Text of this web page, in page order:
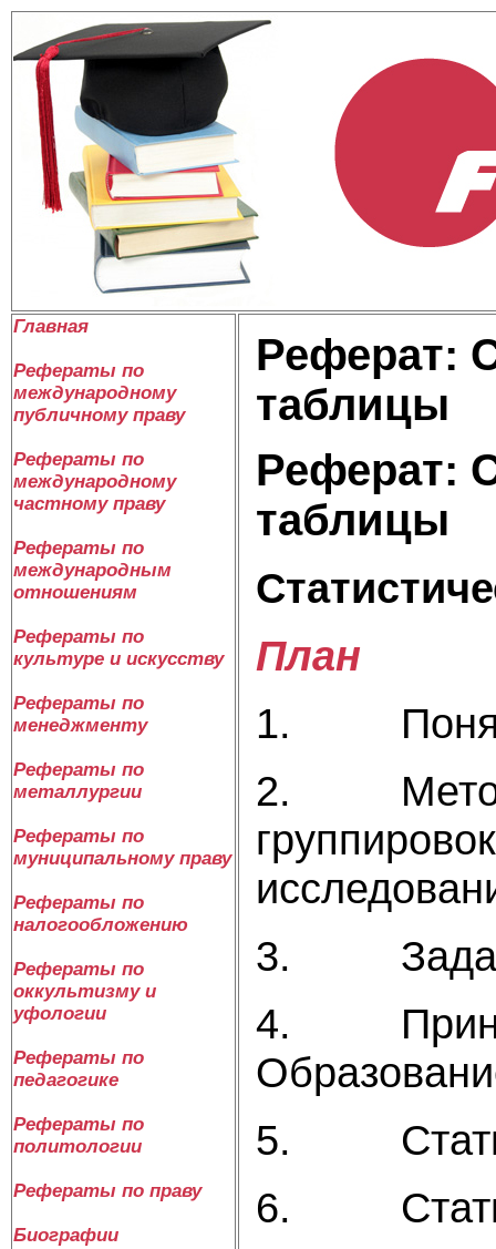
Главная
Рефераты по
международному
публичному праву
Рефераты по
международному
частному праву
Рефераты по
международным
отношениям
Рефераты по
культуре и искусству
Рефераты по
менеджменту
Рефераты по
металлургии
Рефераты по
муниципальному праву
Рефераты по
налогообложению
Рефераты по
оккультизму и
уфологии
Рефераты по
педагогике
Рефераты по
политологии
Рефераты по праву
Биографии
Реферат:
таблицы
Реферат:
таблицы
План
1.
2.
3. Задачи
4.
5.
6.